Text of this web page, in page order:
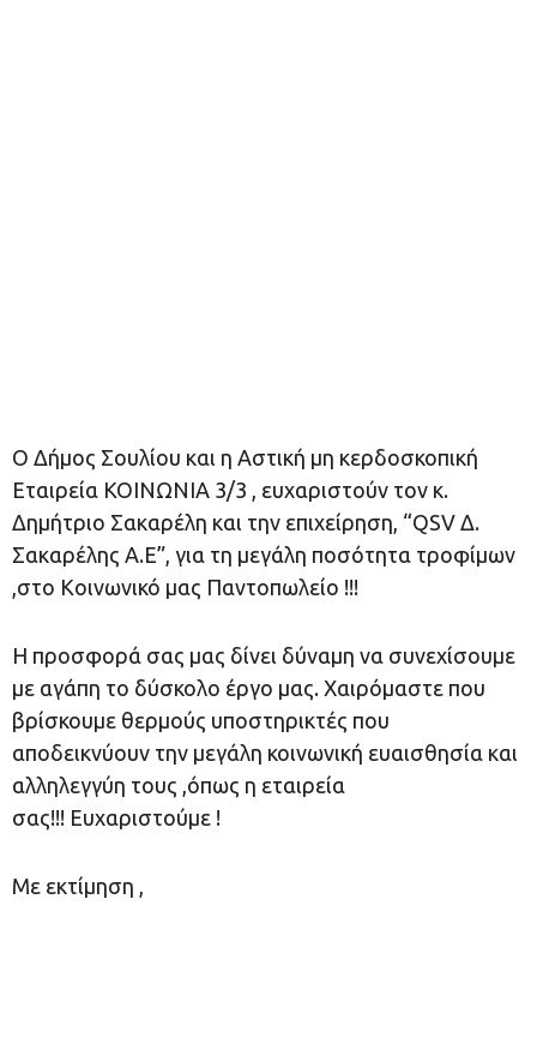
Ο Δήµος Σουλίου και η Αστική µη κερδοσκοπική
Εταιρεία ΚΟΙΝΩΝΙΑ 3/3 , ευχαριστούν τον κ.
Δημήτριο Σακαρέλη και την επιχείρηση, “QSV Δ.
Σακαρέλης Α.Ε”, για τη μεγάλη ποσότητα τροφίμων
,στο Κοινωνικό μας Παντοπωλείο !!!
Η προσφορά σας μας δίνει δύναμη να συνεχίσουμε
με αγάπη το δύσκολο έργο μας. Χαιρόμαστε που
βρίσκουμε θερμούς υποστηρικτές που
αποδεικνύουν την μεγάλη κοινωνική ευαισθησία και
αλληλεγγύη τους ,όπως η εταιρεία
σας!!! Ευχαριστούμε !
Με εκτίμηση ,